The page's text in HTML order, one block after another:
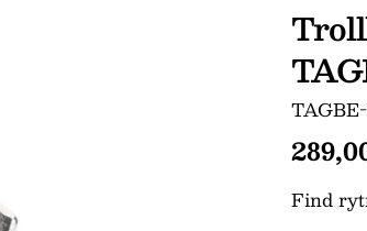
SKU:
pris
Find